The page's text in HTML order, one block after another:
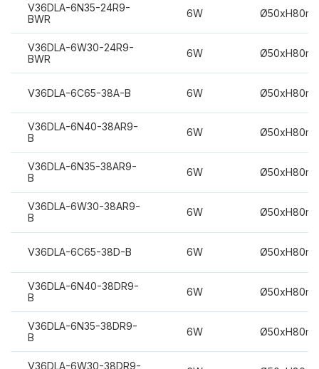
V36DLA-6N35-24R9-
BWR
6W
V36DLA-6W30-24R9-
BWR
6W
V36DLA-6C65-38A-B 6W
V36DLA-6N40-38AR9-
B
6W
V36DLA-6N35-38AR9-
B
6W
V36DLA-6W30-38AR9-
B
6W
V36DLA-6C65-38D-B 6W
V36DLA-6N40-38DR9-
B
6W
V36DLA-6N35-38DR9-
B
6W
V36DLA-6W30-38DR9-